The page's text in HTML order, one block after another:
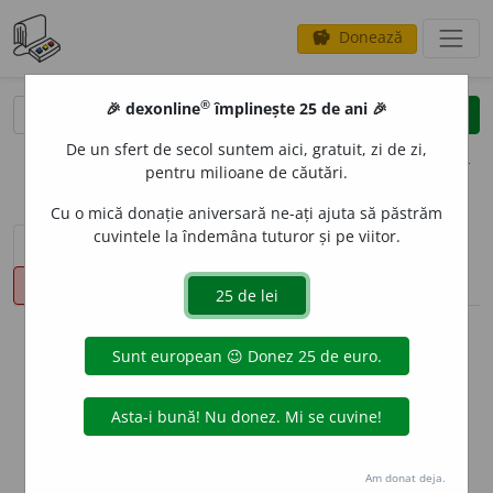
savings Donează
clear
opțiuni
sinteza definițiilor (1) definiții (29)
declinări
info
Aceste definiții sunt compilate de
echipa dexonline. Definițiile
originale se află pe filadefiniții.
Puteți reordona filele pe pagina de
🎉 dexonline® împlinește 25 de ani 🎉
De un sfert de secol suntem aici, gratuit, zi de zi,
pentru milioane de căutări.
Cu o mică donație aniversară ne-ați ajuta să păstrăm
cuvintele la îndemâna tuturor și pe viitor.
Am donat deja.